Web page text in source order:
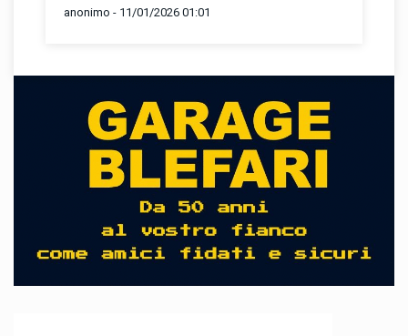
anonimo - 11/01/2026 01:01